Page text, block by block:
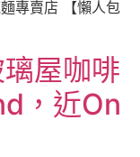
專賣店 【懶人包
璃屋咖啡
，近On